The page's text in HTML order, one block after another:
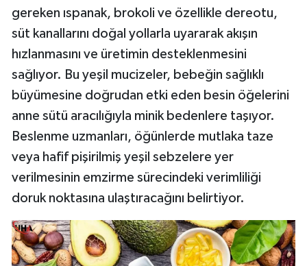
gereken ıspanak, brokoli ve özellikle dereotu,
süt kanallarını doğal yollarla uyararak akışın
hızlanmasını ve üretimin desteklenmesini
sağlıyor. Bu yeşil mucizeler, bebeğin sağlıklı
büyümesine doğrudan etki eden besin öğelerini
anne sütü aracılığıyla minik bedenlere taşıyor.
Beslenme uzmanları, öğünlerde mutlaka taze
veya hafif pişirilmiş yeşil sebzelere yer
verilmesinin emzirme sürecindeki verimliliği
doruk noktasına ulaştıracağını belirtiyor.